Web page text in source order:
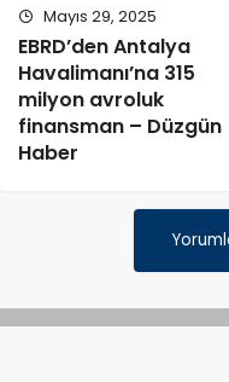
Mayıs 29, 2025
EBRD’den Antalya
Havalimanı’na 315
milyon avroluk
finansman – Düzgün
Haber